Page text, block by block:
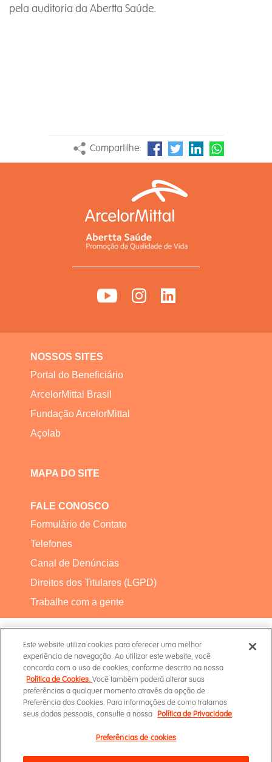
pela auditoria da Abertta Saúde.
Compartilhe:
NOSSOS SITES
Portal do Beneficiário
ArcelorMittal Brasil
Fundação ArcelorMittal
Açolab
MAPA DO SITE
FALE CONOSCO
Formulário de Contato
Telefones
Canal de Denúncias
Direitos dos Titulares (LGPD)
Trabalhe com a gente
Termos de Uso
Este website utiliza cookies para oferecer uma melhor
experiência de navegação. Ao utilizar este website, você
concorda com o uso de cookies, conforme descrito na nossa
Política de Cookies.Você também poderá alterar suas
preferências a qualquer momento através da opção de
Preferência dos Cookies. Para informações de como tratamos
seus dados pessoais, consulte a nossa Política de Privacidade.
Preferências de cookies